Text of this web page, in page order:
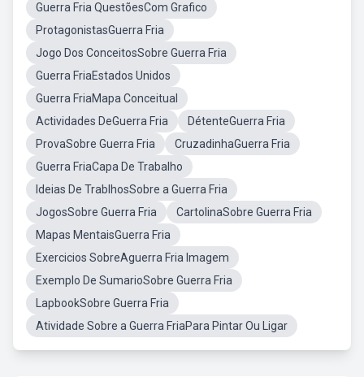
Guerra Fria QuestõesCom Grafico
ProtagonistasGuerra Fria
Jogo Dos ConceitosSobre Guerra Fria
Guerra FriaEstados Unidos
Guerra FriaMapa Conceitual
Actividades DeGuerra Fria
DétenteGuerra Fria
ProvaSobre Guerra Fria
CruzadinhaGuerra Fria
Guerra FriaCapa De Trabalho
Ideias De TrablhosSobre a Guerra Fria
JogosSobre Guerra Fria
CartolinaSobre Guerra Fria
Mapas MentaisGuerra Fria
Exercicios SobreAguerra Fria Imagem
Exemplo De SumarioSobre Guerra Fria
LapbookSobre Guerra Fria
Atividade Sobre a Guerra FriaPara Pintar Ou Ligar